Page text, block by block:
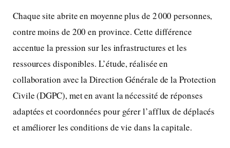
Chaque site abrite en moyenne plus de 2 000 personnes,
contre moins de 200 en province. Cette différence
accentue la pression sur les infrastructures et les
ressources disponibles. L’étude, réalisée en
collaboration avec la Direction Générale de la Protection
Civile (DGPC), met en avant la nécessité de réponses
adaptées et coordonnées pour gérer l’afflux de déplacés
et améliorer les conditions de vie dans la capitale.